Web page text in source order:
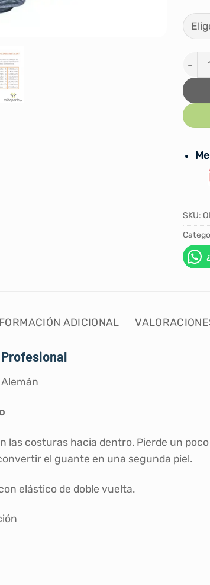
SKU:
ADICIONAL
Profesional
las costuras hacia dentro. Pierde un
el guante en una segunda piel.
elástico de doble vuelta.